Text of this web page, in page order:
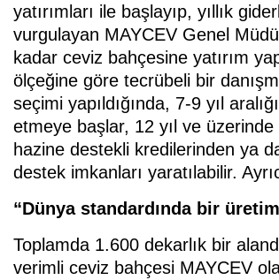
yatırımları ile başlayıp, yıllık
vurgulayan MAYCEV Genel
kadar ceviz bahçesine yatırım
ölçeğine göre tecrübeli bir
seçimi yapıldığında, 7-9 yıl
etmeye başlar, 12 yıl ve üzerinde
hazine destekli kredilerinden ya
destek imkanları yaratılabilir.
“Dünya standardında bir
Toplamda 1.600 dekarlık bir
verimli ceviz bahçesi MAYCEV